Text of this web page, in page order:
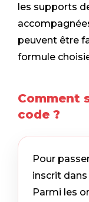
les supports
peuvent être
formule
Comment
code ?
Pour
inscrit
Parmi les